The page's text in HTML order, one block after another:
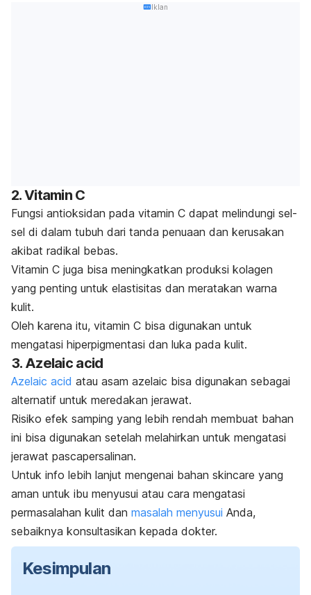
Iklan
2. Vitamin C
Fungsi antioksidan pada vitamin C dapat melindungi sel-
sel di dalam tubuh dari tanda penuaan dan kerusakan
akibat radikal bebas.
Vitamin C juga bisa meningkatkan produksi kolagen
yang penting untuk elastisitas dan meratakan warna
kulit.
Oleh karena itu, vitamin C bisa digunakan untuk
mengatasi hiperpigmentasi dan luka pada kulit.
3. Azelaic acid
Azelaic acid atau asam azelaic bisa digunakan sebagai
alternatif untuk meredakan jerawat.
Risiko efek samping yang lebih rendah membuat bahan
ini bisa digunakan setelah melahirkan untuk mengatasi
jerawat pascapersalinan.
Untuk info lebih lanjut mengenai bahan skincare yang
aman untuk ibu menyusui atau cara mengatasi
permasalahan kulit dan masalah menyusui Anda,
sebaiknya konsultasikan kepada dokter.
Kesimpulan